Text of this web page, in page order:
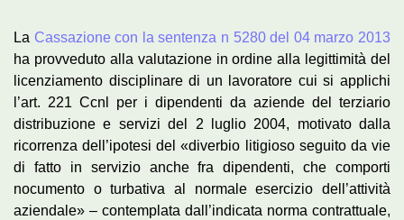
La Cassazione con la sentenza n 5280 del 04 marzo 2013
ha provveduto alla valutazione in ordine alla legittimità del
licenziamento disciplinare di un lavoratore cui si applichi
l’art. 221 Ccnl per i dipendenti da aziende del terziario
distribuzione e servizi del 2 luglio 2004, motivato dalla
ricorrenza dell’ipotesi del «diverbio litigioso seguito da vie
di fatto in servizio anche fra dipendenti, che comporti
nocumento o turbativa al normale esercizio dell’attività
aziendale» – contemplata dall’indicata norma contrattuale,